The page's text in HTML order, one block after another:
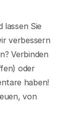
lassen Sie
verbessern
Verbinden
(DM offen) oder
haben!
von